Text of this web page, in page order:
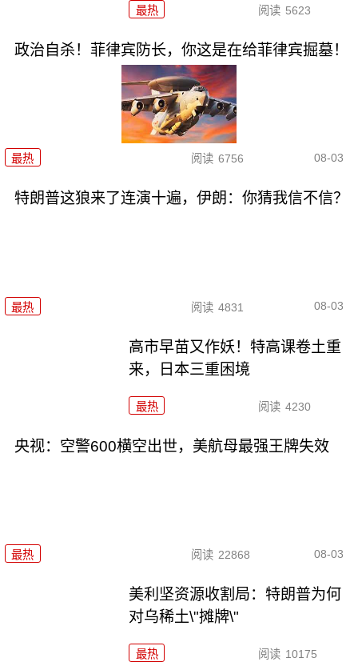
最热 阅读 5623
政治自杀！菲律宾防长，你这是在给菲律宾掘墓！
最热 阅读 6756 08-03
特朗普这狼来了连演十遍，伊朗：你猜我信不信？
最热 阅读 4831 08-03
高市早苗又作妖！特高课卷土重
来，日本三重困境
最热 阅读 4230
央视：空警600横空出世，美航母最强王牌失效
最热 阅读 22868 08-03
美利坚资源收割局：特朗普为何
对乌稀土\"摊牌\"
最热 阅读 10175